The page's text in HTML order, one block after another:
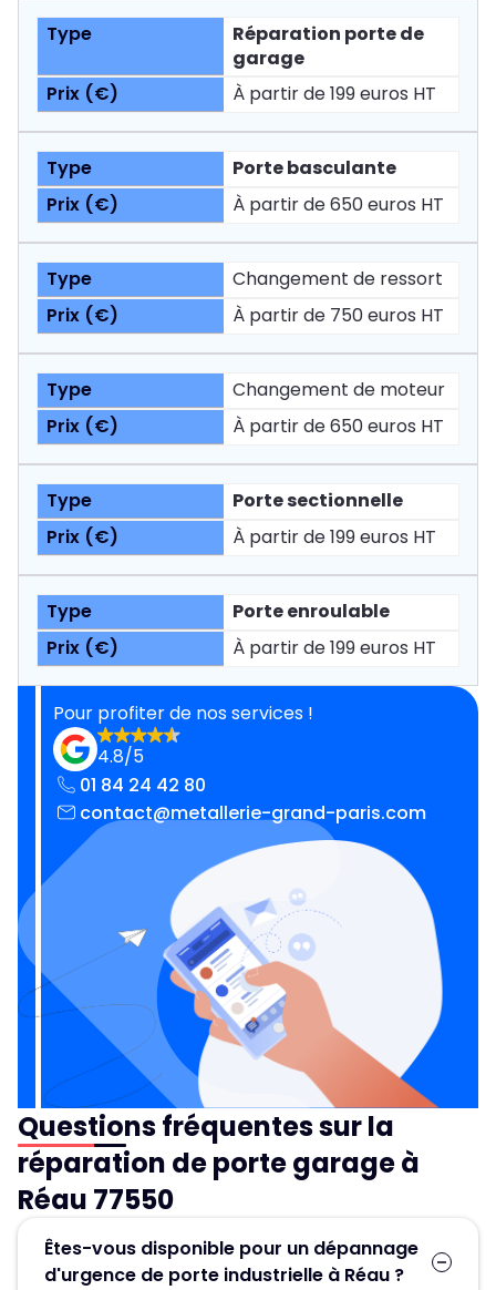
Réparation porte de
garage
À partir de 199 euros HT
Porte basculante
À partir de 650 euros HT
Changement de ressort
À partir de 750 euros HT
Changement de moteur
À partir de 650 euros HT
Porte sectionnelle
À partir de 199 euros HT
Porte enroulable
À partir de 199 euros HT
Pour profiter de nos services !
4.8/5
01 84 24 42 80
contact@metallerie-grand-paris.com
Questions fréquentes sur la
réparation de porte garage à
Réau 77550
Êtes-vous disponible pour un dépannage
d'urgence de porte industrielle à Réau ?